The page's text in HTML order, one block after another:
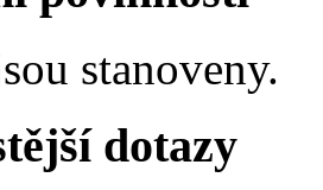
stanoveny.
dotazy